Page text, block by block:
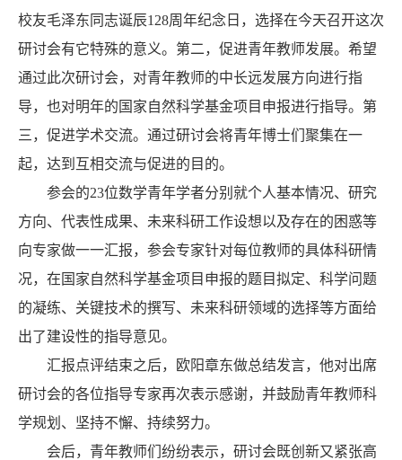
校友毛泽东同志诞辰128周年纪念日，选择在今天召开这次
研讨会有它特殊的意义。第二，促进青年教师发展。希望
通过此次研讨会，对青年教师的中长远发展方向进行指
导，也对明年的国家自然科学基金项目申报进行指导。第
三，促进学术交流。通过研讨会将青年博士们聚集在一
起，达到互相交流与促进的目的。
参会的23位数学青年学者分别就个人基本情况、研究
方向、代表性成果、未来科研工作设想以及存在的困惑等
向专家做一一汇报，参会专家针对每位教师的具体科研情
况，在国家自然科学基金项目申报的题目拟定、科学问题
的凝练、关键技术的撰写、未来科研领域的选择等方面给
出了建设性的指导意见。
汇报点评结束之后，欧阳章东做总结发言，他对出席
研讨会的各位指导专家再次表示感谢，并鼓励青年教师科
学规划、坚持不懈、持续努力。
会后，青年教师们纷纷表示，研讨会既创新又紧张高